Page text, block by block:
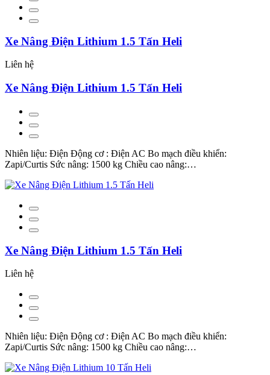
Xe Nâng Điện Lithium 1.5 Tấn Heli
Liên hệ
Xe Nâng Điện Lithium 1.5 Tấn Heli
Nhiên liệu: Điện Động cơ : Điện AC Bo mạch điều khiển:
Zapi/Curtis Sức nâng: 1500 kg Chiều cao nâng:…
Xe Nâng Điện Lithium 1.5 Tấn Heli
Liên hệ
Nhiên liệu: Điện Động cơ : Điện AC Bo mạch điều khiển:
Zapi/Curtis Sức nâng: 1500 kg Chiều cao nâng:…